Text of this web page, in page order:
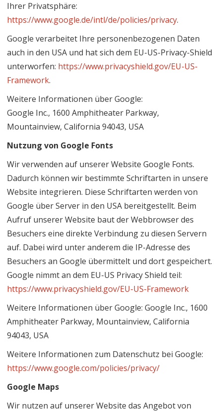
Ihrer Privatsphäre:
https://www.google.de/intl/de/policies/privacy.
Google verarbeitet Ihre personenbezogenen Daten
auch in den USA und hat sich dem EU-US-Privacy-Shield
unterworfen: https://www.privacyshield.gov/EU-US-
Framework.
Weitere Informationen über Google:
Google Inc., 1600 Amphitheater Parkway,
Mountainview, California 94043, USA
Nutzung von Google Fonts
Wir verwenden auf unserer Website Google Fonts.
Dadurch können wir bestimmte Schriftarten in unsere
Website integrieren. Diese Schriftarten werden von
Google über Server in den USA bereitgestellt. Beim
Aufruf unserer Website baut der Webbrowser des
Besuchers eine direkte Verbindung zu diesen Servern
auf. Dabei wird unter anderem die IP-Adresse des
Besuchers an Google übermittelt und dort gespeichert.
Google nimmt an dem EU-US Privacy Shield teil:
https://www.privacyshield.gov/EU-US-Framework
Weitere Informationen über Google: Google Inc., 1600
Amphitheater Parkway, Mountainview, California
94043, USA
Weitere Informationen zum Datenschutz bei Google:
https://www.google.com/policies/privacy/
Google Maps
Wir nutzen auf unserer Website das Angebot von